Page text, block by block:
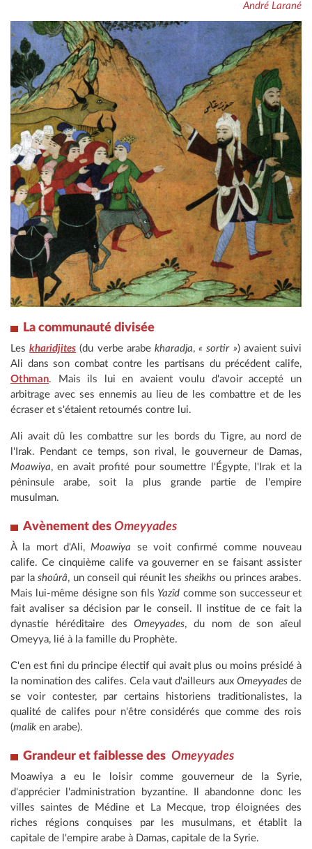
André Larané
La communauté divisée
Leskharidjites (du verbe arabekharadja,« sortir ») avaient suivi
Ali dans son combat contre les partisans du précédent calife,
Othman. Mais ils lui en avaient voulu d'avoir accepté un
arbitrage avec ses ennemis au lieu de les combattre et de les
écraser et s'étaient retournés contre lui.
Ali avait dû les combattre sur les bords du Tigre, au nord de
l'Irak. Pendant ce temps, son rival, le gouverneur de Damas,
Moawiya, en avait profité pour soumettre l'Égypte, l'Irak et la
péninsule arabe, soit la plus grande partie de l'empire
musulman.
Avènement des Omeyyades
À la mort d'Ali, Moawiya se voit confirmé comme nouveau
calife. Ce cinquième calife va gouverner en se faisant assister
par lashoûrâ, un conseil qui réunit lessheikhs ou princes arabes.
Mais lui-même désigne son fils Yazîd comme son successeur et
fait avaliser sa décision par le conseil. Il institue de ce fait la
dynastie héréditaire desOmeyyades, du nom de son aïeul
Omeyya, lié à la famille du Prophète.
C'en est fini du principe électif qui avait plus ou moins présidé à
la nomination des califes. Cela vaut d'ailleurs aux Omeyyadesde
se voir contester, par certains historiens traditionalistes, la
qualité de califes pour n'être considérés que comme des rois
(malik en arabe).
Grandeur et faiblesse des Omeyyades
Moawiya a eu le loisir comme gouverneur de la Syrie,
d'apprécier l'administration byzantine. Il abandonne donc les
villes saintes de Médine et La Mecque, trop éloignées des
riches régions conquises par les musulmans, et établit la
capitale de l'empire arabe à Damas, capitale de la Syrie.